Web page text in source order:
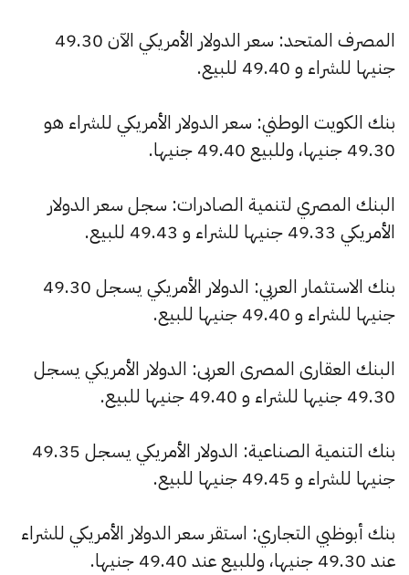
المصرف المتحد: سعر الدولار الأمريكي الآن 49.30
جنيها للشراء و 49.40 للبيع.
بنك الكويت الوطني: سعر الدولار الأمريكي للشراء هو
49.30 جنيها، وللبيع 49.40 جنيها.
البنك المصري لتنمية الصادرات: سجل سعر الدولار
الأمريكي 49.33 جنيها للشراء و 49.43 للبيع.
بنك الاستثمار العربي: الدولار الأمريكي يسجل 49.30
جنيها للشراء و 49.40 جنيها للبيع.
البنك العقارى المصرى العربى: الدولار الأمريكي يسجل
49.30 جنيها للشراء و 49.40 جنيها للبيع.
بنك التنمية الصناعية: الدولار الأمريكي يسجل 49.35
جنيها للشراء و 49.45 جنيها للبيع.
بنك أبوظبي التجاري: استقر سعر الدولار الأمريكي للشراء
عند 49.30 جنيها، وللبيع عند 49.40 جنيها.